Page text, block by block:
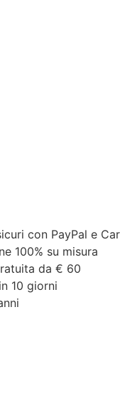
con PayPal e
100% su misura
da € 60
10 giorni